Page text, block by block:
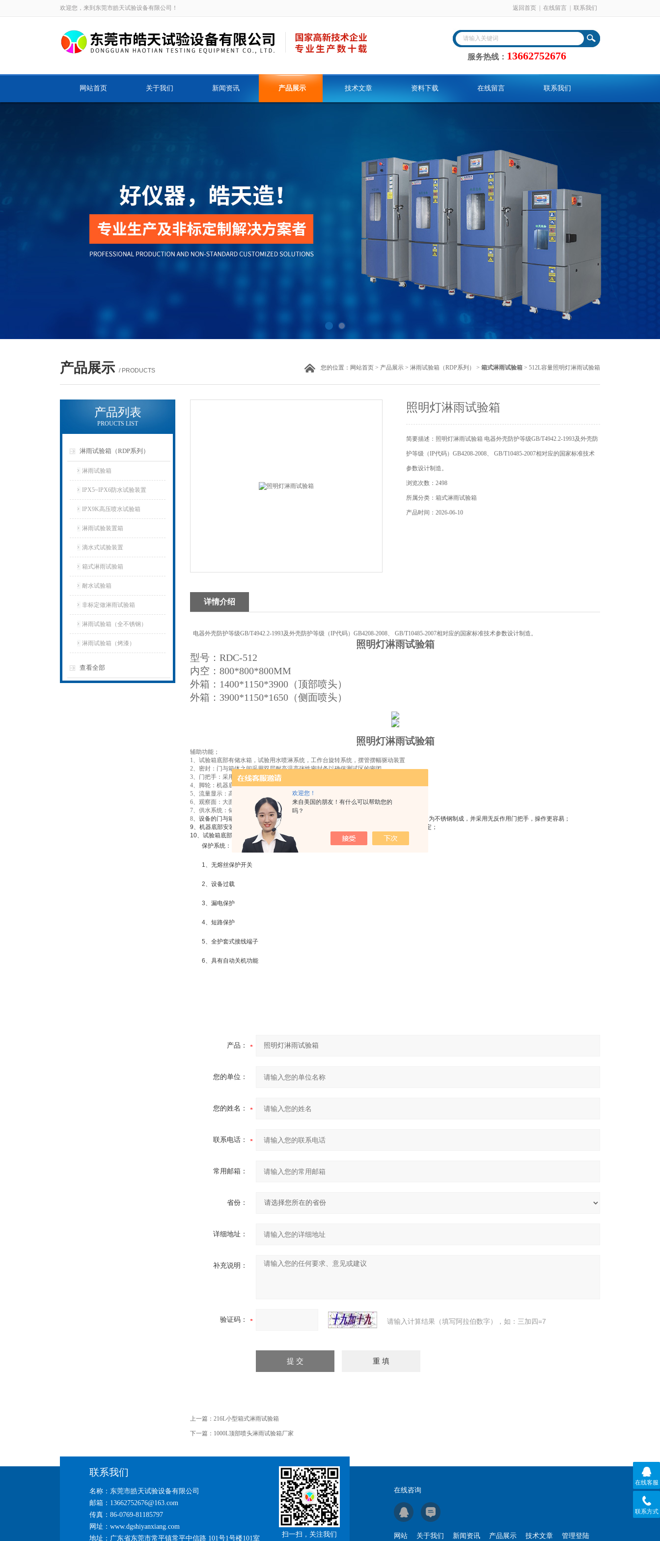
欢迎您！
来自美国的朋友！有什么可以帮助您的
吗？
欢迎您，来到东莞市皓天试验设备有限公司！ 返回首页 在线留言 联系我们
服务热线： 13662752676
网站首页 关于我们 新闻资讯 产品展示 技术文章 资料下载 在线留言 联系我们
产品展示 / PRODUCTS 您的位置： 网站首页 > 产品展示 > 淋雨试验箱（RDP系列） > 箱式淋雨试验箱 > 512L容量照明灯淋雨试验箱
产品列表
PROUCTS LIST
淋雨试验箱（RDP系列）
淋雨试验箱
IPX5~IPX6防水试验装置
IPX9K高压喷水试验箱
淋雨试验装置箱
滴水式试验装置
箱式淋雨试验箱
耐水试验箱
非标定做淋雨试验箱
淋雨试验箱（全不锈钢）
淋雨试验箱（烤漆）
查看全部
照明灯淋雨试验箱
简要描述：照明灯淋雨试验箱 电器外壳防护等级GB/T4942.2-1993及外壳防
护等级（IP代码）GB4208-2008、 GB/T10485-2007相对应的国家标准技术
参数设计制造。
浏览次数：2498
所属分类：箱式淋雨试验箱
产品时间：2026-06-10
详情介绍
电器外壳防护等级GB/T4942.2-1993及外壳防护等级（IP代码）GB4208-2008、 GB/T10485-2007相对应的国家标准技术参数设计制造。
照明灯淋雨试验箱
型号：RDC-512
内空：800*800*800MM
外箱：1400*1150*3900（顶部喷头）
外箱：3900*1150*1650（侧面喷头）
照明灯淋雨试验箱
辅助功能；
1、试验箱底部有储水箱，试验用水喷淋系统，工作台旋转系统，摆管摆幅驱动装置
2、密封：门与箱体之间采用双层耐高温高张性密封条以确保测试区的密闭
3、门把手：采用无反作用门把手，操作更容易
4、脚轮：机器底部采用高品质可固定式PU活动轮
5、流量显示：高精度邮寄玻璃转子流量计
6、观察面：大面积可视化钢化玻璃
7、供水系统：储水箱、增压泵
8、设备的门与箱体之间采用双层耐高温之高张性密封条以确保测试区的密闭。大门内板材料为不锈钢制成，并采用无反作用门把手，操作更容易；
9、机器底部安装高品质可固定式PU活动轮，可以很方便地将机器移到位置，最后将脚轮固定；
10、试验箱底部有储水箱，试验用水喷淋系统，工作台旋转系统，摆管摆幅驱动装置。
保护系统：
1、无熔丝保护开关
2、设备过载
3、漏电保护
4、短路保护
5、全护套式接线端子
6、具有自动关机功能
产品：
您的单位：
您的姓名：
联系电话：
常用邮箱：
省份：
详细地址：
补充说明：
验证码： 请输入计算结果（填写阿拉伯数字），如：三加四=7
上一篇： 216L小型箱式淋雨试验箱
下一篇： 1000L顶部喷头淋雨试验箱厂家
联系我们
名称：东莞市皓天试验设备有限公司
邮箱：13662752676@163.com
传真：86-0769-81185797
网址：www.dgshiyanxiang.com
地址：广东省东莞市常平镇常平中信路 101号1号楼101室
扫一扫，关注我们
在线咨询
网站 关于我们 新闻资讯 产品展示 技术文章 管理登陆
在线客服
联系方式